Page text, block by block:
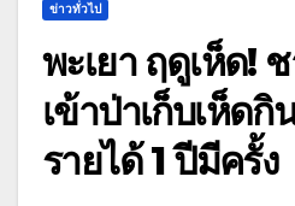
ข่าวทั่วไป
พะเยา ฤดูเห็ด!
เข้าป่าเก็บเห็ด
รายได้ 1 ปีมีครั้ง